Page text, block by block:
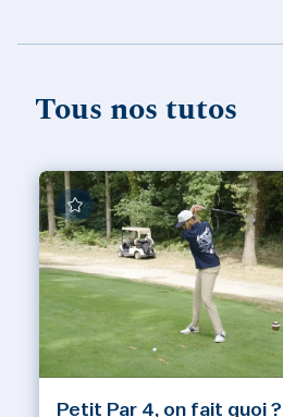
Tous nos tutos
Petit Par 4, on fait quoi ?